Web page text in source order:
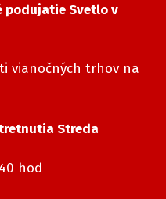
podujatie Svetlo v
vianočných trhov na
Streda
hod